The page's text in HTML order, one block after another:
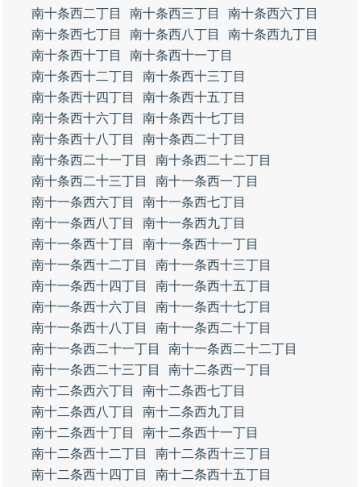
南十条西二丁目
南十条西三丁目
南十条西六丁目
南十条西七丁目
南十条西八丁目
南十条西九丁目
南十条西十丁目
南十条西十一丁目
南十条西十二丁目
南十条西十三丁目
南十条西十四丁目
南十条西十五丁目
南十条西十六丁目
南十条西十七丁目
南十条西十八丁目
南十条西二十丁目
南十条西二十一丁目
南十条西二十二丁目
南十条西二十三丁目
南十一条西一丁目
南十一条西六丁目
南十一条西七丁目
南十一条西八丁目
南十一条西九丁目
南十一条西十丁目
南十一条西十一丁目
南十一条西十二丁目
南十一条西十三丁目
南十一条西十四丁目
南十一条西十五丁目
南十一条西十六丁目
南十一条西十七丁目
南十一条西十八丁目
南十一条西二十丁目
南十一条西二十一丁目
南十一条西二十二丁目
南十一条西二十三丁目
南十二条西一丁目
南十二条西六丁目
南十二条西七丁目
南十二条西八丁目
南十二条西九丁目
南十二条西十丁目
南十二条西十一丁目
南十二条西十二丁目
南十二条西十三丁目
南十二条西十四丁目
南十二条西十五丁目